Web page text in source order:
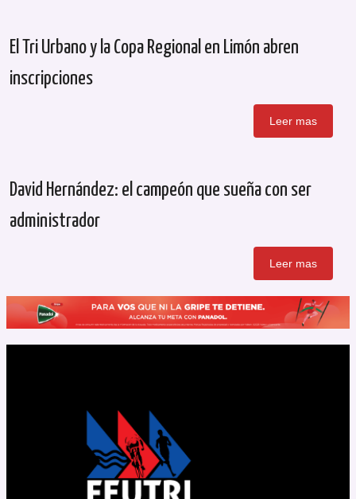
El Tri Urbano y la Copa Regional en Limón abren
inscripciones
Leer mas
David Hernández: el campeón que sueña con ser
administrador
Leer mas